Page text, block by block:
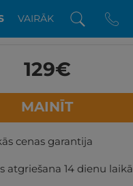
VAIRĀK
129€
MAINĪT
cenas garantija
atgriešana 14 dienu laikā